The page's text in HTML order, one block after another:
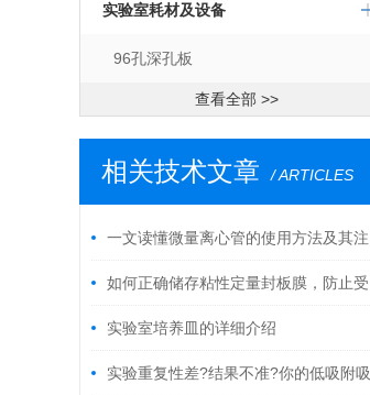
实验室耗材及设备
96孔深孔板
查看全部 >>
相关技术文章 / ARTICLES
一文读懂微量离心管的使用方法及其注
意事项
如何正确储存粘性定量封板膜，防止受
潮?实验室培养皿的详细介绍
实验重复性差?结果不准?你的低吸附吸